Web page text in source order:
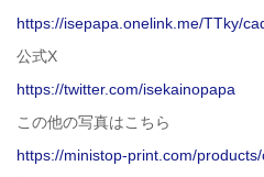
https://isepapa.onelink.me/TTky/
公式X
https://twitter.com/isekainopapa
この他の写真はこちら
https://ministop-print.com/